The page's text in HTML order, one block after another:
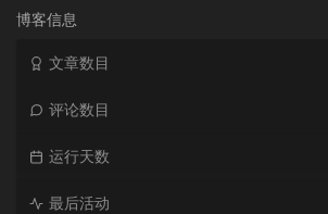
博客信息
文章数目
评论数目
运行天数
最后活动